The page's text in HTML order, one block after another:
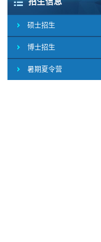
硕士招生
博士招生
暑期夏令营